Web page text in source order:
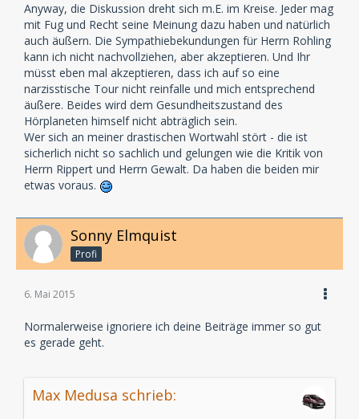
Anyway, die Diskussion dreht sich m.E. im Kreise. Jeder mag
mit Fug und Recht seine Meinung dazu haben und natürlich
auch äußern. Die Sympathiebekundungen für Herrn Rohling
kann ich nicht nachvollziehen, aber akzeptieren. Und Ihr
müsst eben mal akzeptieren, dass ich auf so eine
narzisstische Tour nicht reinfalle und mich entsprechend
äußere. Beides wird dem Gesundheitszustand des
Hörplaneten himself nicht abträglich sein.
Wer sich an meiner drastischen Wortwahl stört - die ist
sicherlich nicht so sachlich und gelungen wie die Kritik von
Herrn Rippert und Herrn Gewalt. Da haben die beiden mir
etwas voraus.
Sonny Elmquist
Profi
6. Mai 2015
Normalerweise ignoriere ich deine Beiträge immer so gut
es gerade geht.
Max Medusa schrieb: